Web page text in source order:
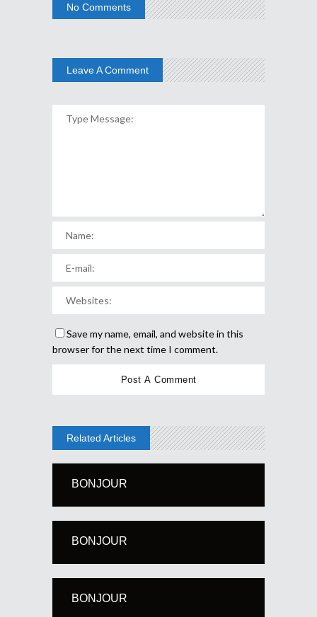
No Comments
Leave A Comment
Save my name, email, and website in this
browser for the next time I comment.
Related Articles
BONJOUR
BONJOUR
BONJOUR